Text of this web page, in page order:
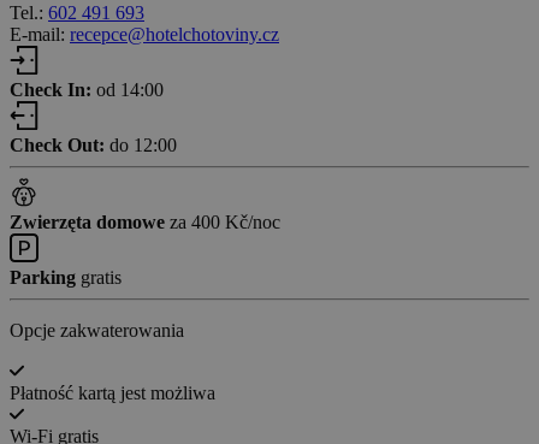
Tel.: 602 491 693
E-mail: recepce@hotelchotoviny.cz
Check In: od 14:00
Check Out: do 12:00
Zwierzęta domowe za 400 Kč/noc
Parking gratis
Opcje zakwaterowania
Płatność kartą jest możliwa
Wi-Fi gratis